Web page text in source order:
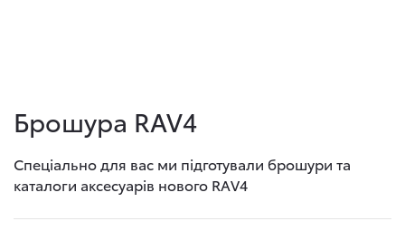
Брошура RAV4
Спеціально для вас ми підготували брошури та
каталоги аксесуарів нового RAV4